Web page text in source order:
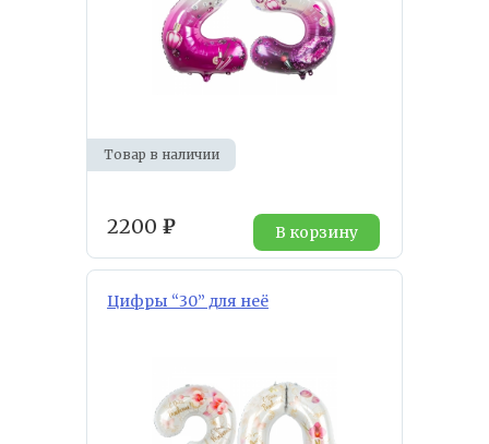
Товар в наличии
2200 ₽ В корзину
Цифры “30” для неё